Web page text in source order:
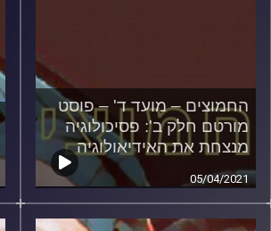
החמוצים – מועד ד' – פוסט
מורטם חלק ב': פסיכולוגיה
מנצחת את האידיאולוגיה
05/04/2021